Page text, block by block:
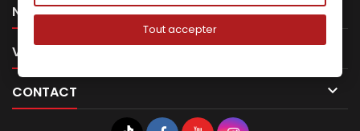
NOTRE SOCIÉTÉ 
VOTRE COMPTE 
CONTACT 
Tout accepter